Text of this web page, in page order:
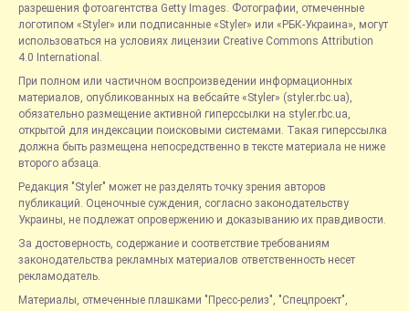
разрешения фотоагентства Getty Images. Фотографии, отмеченные
логотипом «Styler» или подписанные «Styler» или «РБК-Украина», могут
использоваться на условиях лицензии Creative Commons Attribution
4.0 International.
При полном или частичном воспроизведении информационных
материалов, опубликованных на вебсайте «Styler» (styler.rbc.ua),
обязательно размещение активной гиперссылки на styler.rbc.ua,
открытой для индексации поисковыми системами. Такая гиперссылка
должна быть размещена непосредственно в тексте материала не ниже
второго абзаца.
Редакция "Styler" может не разделять точку зрения авторов
публикаций. Оценочные суждения, согласно законодательству
Украины, не подлежат опровержению и доказыванию их правдивости.
За достоверность, содержание и соответствие требованиям
законодательства рекламных материалов ответственность несет
рекламодатель.
Материалы, отмеченные плашками "Пресс-релиз", "Спецпроект",